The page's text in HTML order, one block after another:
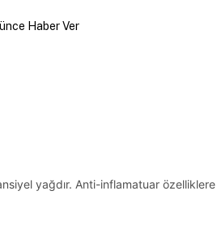
Haber Ver
yağdır. Anti-inflamatuar